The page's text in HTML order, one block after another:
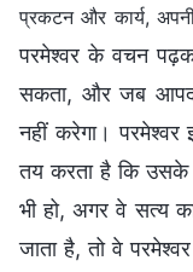
प्रकटन और कार्य,
परमेश्वर के वचन
सकता, और जब आपदा
नहीं करेगा।
तय करता है कि उसके
भी हो, अगर वे सत्य
जाता है, तो वे